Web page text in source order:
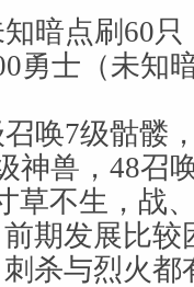
暗点刷60
勇士（未知
唤7级骷髅
神兽，48召
草不生，战
期发展比较
杀与烈火都